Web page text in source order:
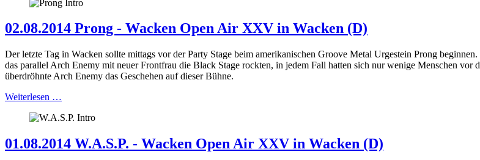
02.08.2014 Prong - Wacken Open Air XXV in Wacken (D)
Der letzte Tag in Wacken sollte mittags vor der Party Stage beim amerikanischen Groove Metal Urgestein Prong
das parallel Arch Enemy mit neuer Frontfrau die Black Stage rockten, in jedem Fall hatten sich nur wenige Menschen
überdröhnte Arch Enemy das Geschehen auf dieser Bühne.
Weiterlesen …
01.08.2014 W.A.S.P. - Wacken Open Air XXV in Wacken (D)